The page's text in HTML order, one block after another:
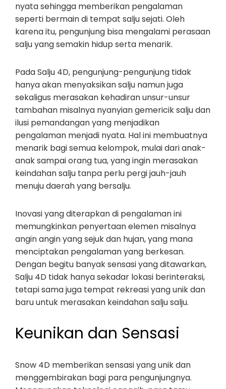
nyata sehingga memberikan pengalaman
seperti bermain di tempat salju sejati. Oleh
karena itu, pengunjung bisa mengalami perasaan
salju yang semakin hidup serta menarik.
Pada Salju 4D, pengunjung-pengunjung tidak
hanya akan menyaksikan salju namun juga
sekaligus merasakan kehadiran unsur-unsur
tambahan misalnya nyanyian gemericik salju dan
ilusi pemandangan yang menjadikan
pengalaman menjadi nyata. Hal ini membuatnya
menarik bagi semua kelompok, mulai dari anak-
anak sampai orang tua, yang ingin merasakan
keindahan salju tanpa perlu pergi jauh-jauh
menuju daerah yang bersalju.
Inovasi yang diterapkan di pengalaman ini
memungkinkan penyertaan elemen misalnya
angin angin yang sejuk dan hujan, yang mana
menciptakan pengalaman yang berkesan.
Dengan begitu banyak sensasi yang ditawarkan,
Salju 4D tidak hanya sekadar lokasi berinteraksi,
tetapi sama juga tempat rekreasi yang unik dan
baru untuk merasakan keindahan salju salju.
Keunikan dan Sensasi
Snow 4D memberikan sensasi yang unik dan
menggembirakan bagi para pengunjungnya.